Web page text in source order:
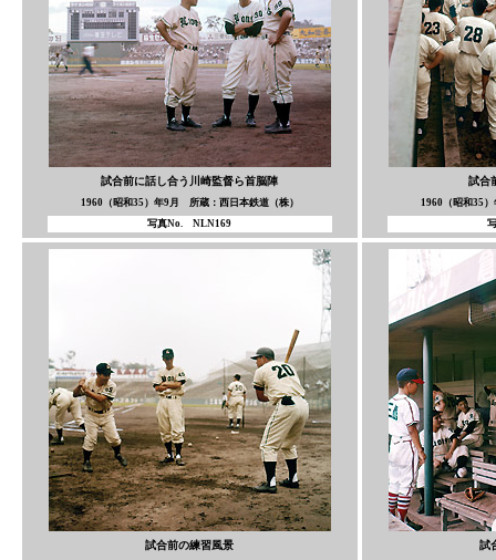
試合前に話し合う川崎監督ら首脳陣
1960（昭和35）年9月 所蔵：西日本鉄道（株）
写真No. NLN169
試合
1960（昭和35
試合前の練習風景 試